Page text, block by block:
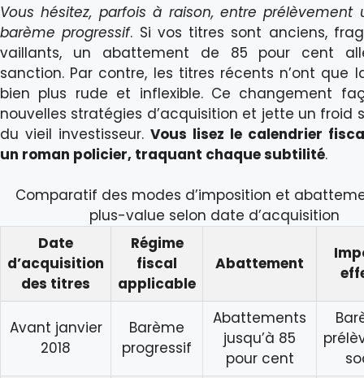
Vous hésitez, parfois à raison, entre prélèvement
barème progressif. Si vos titres sont anciens,
vaillants, un abattement de 85 pour cent
sanction. Par contre, les titres récents n’ont que
bien plus rude et inflexible. Ce changement
nouvelles stratégies d’acquisition et jette un froid
du vieil investisseur. Vous lisez le calendrier
un roman policier, traquant chaque subtilité.
Comparatif des modes d’imposition et
plus-value selon date d’acquisition
Date
d’acquisition
des titres
Régime
fiscal
applicable
Abattement
Avant janvier
2018
Barème
progressif
Abattements
jusqu’à 85
pour cent